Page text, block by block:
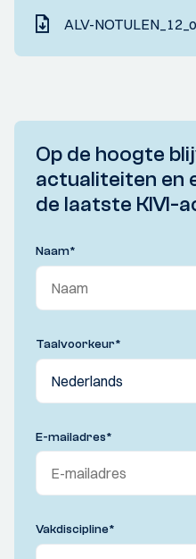
ALV-
Op de hoogte
actualiteiten en
de laatste KIVI-
Naam*
Taalvoorkeur*
E-mailadres*
Vakdiscipline*